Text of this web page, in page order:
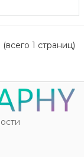
1 страниц)